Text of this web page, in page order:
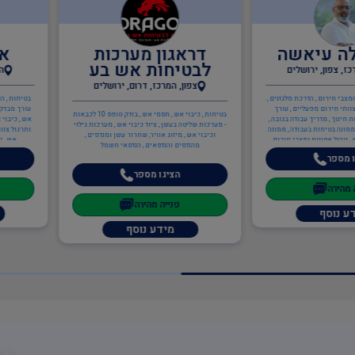
מלגזנים ,
, עורך
בגובה ,
, ממונה
חירום ,
עדכון תיק
ותרגול
מערכי
אש ,
דראגון מערכות
לבטיחות אש בע
צפון, המרכז, דרום, ירושלים
בטיחות , כיבוי אש , חסמי אש , בודק טופס 10 לכבאות
- מערכות שליטה בעשן , ציוד כיבוי אש , מערכות גילוי
וכיבוי אש , מיזוג אוויר, שחרור עשן ומנדפים ,
מהנדסים והנדסאים , הנדסאי חשמל
הציגו מספר
פנייה מהירה
מידע נוסף
אלון
המרכז, דרום,
בטיחות , הקמה, הכנה
עורך מבדקי בטיחות
אש , כיבוי אש , כתיבה/
ותרגול צוותי חירום
אש , יועץ בטיחות אש
הציגו
פנייה
מידע